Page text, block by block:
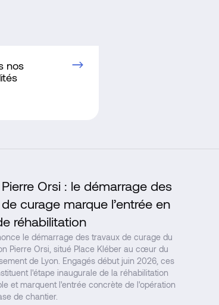
nos
Orsi : le démarrage des
curage marque l’entrée en
réhabilitation
le démarrage des travaux de curage du
Pierre Orsi, situé Place Kléber au cœur du
de Lyon. Engagés début juin 2026, ces
l'étape inaugurale de la réhabilitation
et marquent l'entrée concrète de l'opération
de chantier.